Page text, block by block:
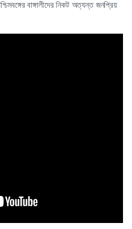
বাঙ্গালীদের নিকট অত্যন্ত জনপ্রিয়